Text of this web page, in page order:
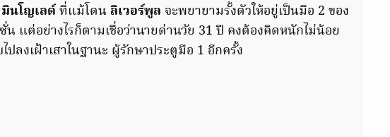
นโญเลต์ที่แม้โดนลิเวอร์พูล จะพยายามรั้งตัวให้อยู่เป็นมือ 2 ของ
แต่อย่างไรก็ตามเชื่อว่านายด่านวัย 31 ปี คงต้องคิดหนักไม่น้อย
ปลงเฝ้าเสาในฐานะ ผู้รักษาประตูมือ 1 อีกครั้ง